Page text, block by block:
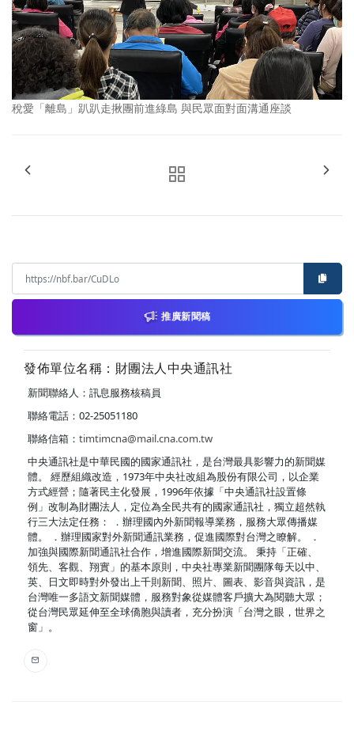
稅愛「離島」趴趴走揪團前進綠島 與民眾面對面溝通座談
推廣新聞稿
發佈單位名稱：財團法人中央通訊社
新聞聯絡人：訊息服務核稿員
聯絡電話：02-25051180
聯絡信箱： timtimcna@mail.cna.com.tw
中央通訊社是中華民國的國家通訊社，是台灣最具影響力的新聞媒
體。 經歷組織改造，1973年中央社改組為股份有限公司，以企業
方式經營；隨著民主化發展，1996年依據「中央通訊社設置條
例」改制為財團法人，定位為全民共有的國家通訊社，獨立超然執
行三大法定任務： ．辦理國內外新聞報導業務，服務大眾傳播媒
體。 ．辦理國家對外新聞通訊業務，促進國際對台灣之瞭解。 ．
加強與國際新聞通訊社合作，增進國際新聞交流。 秉持「正確、
領先、客觀、翔實」的基本原則，中央社專業新聞團隊每天以中、
英、日文即時對外發出上千則新聞、照片、圖表、影音與資訊，是
台灣唯一多語文新聞媒體，服務對象從媒體客戶擴大為閱聽大眾；
從台灣民眾延伸至全球僑胞與讀者，充分扮演「台灣之眼，世界之
窗」。